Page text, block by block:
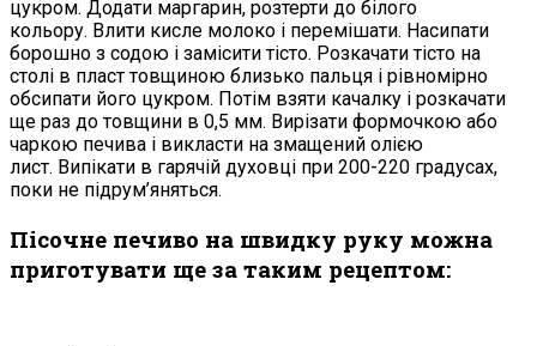
цукром. Додати маргарин, розтерти до білого
кольору. Влити кисле молоко і перемішати. Насипати
борошно з содою і замісити тісто. Розкачати тісто на
столі в пласт товщиною близько пальця і ​​рівномірно
обсипати його цукром. Потім взяти качалку і розкачати
ще раз до товщини в 0,5 мм. Вирізати формочкою або
чаркою печива і викласти на змащений олією
лист. Випікати в гарячій духовці при 200-220 градусах,
поки не підрум’яняться.
Пісочне печиво на швидку руку можна
приготувати ще за таким рецептом: